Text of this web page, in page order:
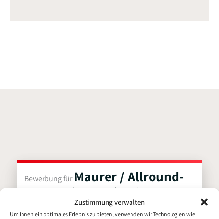
Zustimmung verwalten
Um Ihnen ein optimales Erlebnis zu bieten, verwenden wir Technologien wie
Bewerbung für Maurer / Allround-
Maurer (m/w/d) dein
nächster Karriereschritt im